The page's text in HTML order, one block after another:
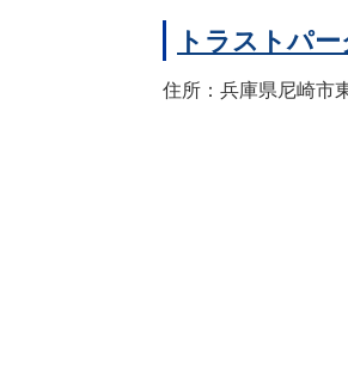
トラストパ
住所：兵庫県尼崎市